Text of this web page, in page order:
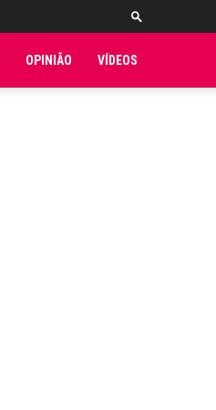
OPINIÃO VÍDEOS